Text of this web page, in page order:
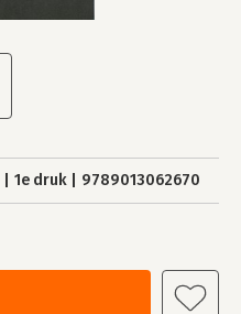
1e druk 9789013062670